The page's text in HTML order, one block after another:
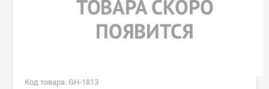
Код товара: GH-1813